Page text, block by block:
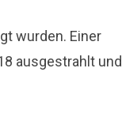
wurden. Einer
ausgestrahlt und